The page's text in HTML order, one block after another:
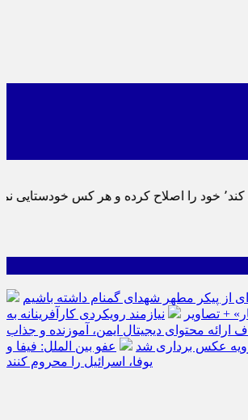
از پیکر مطهر شهدای گمنام داشته باشیم
نیازمند رویکردی کارآفرینانه به
محتوای دیجیتال ایمن، آموزنده و جذاب
عکس برداری شد
عفو بین الملل: فیفا و
یوفا، اسرائیل را محروم کنند